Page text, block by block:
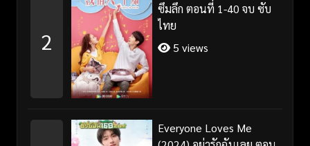
2
ซึมลึก ตอนที่ 1-40 จบ ซับ
ไทย
5 views
Everyone Loves Me